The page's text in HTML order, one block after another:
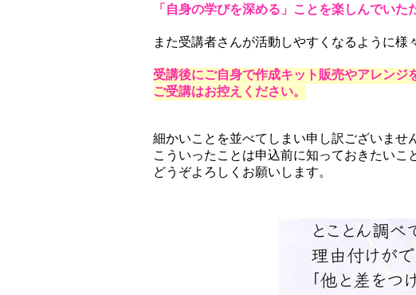
「自身の学びを深める」ことを楽しんでいた
また受講者さんが活動しやすくなるように様
受講後にご自身で作成キット販売やアレン
ご受講はお控えください。
細かいことを並べてしまい申し訳ございません
こういったことは申込前に知っておきたいこ
どうぞよろしくお願いします。